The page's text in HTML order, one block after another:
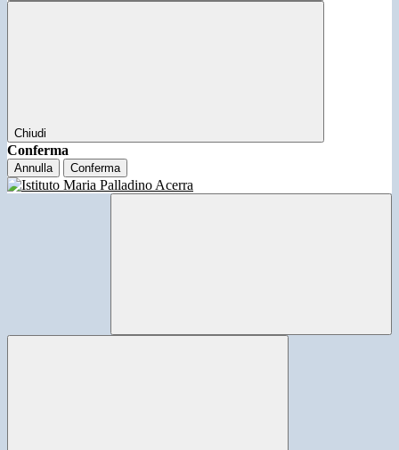
Chiudi
Conferma
Annulla Conferma